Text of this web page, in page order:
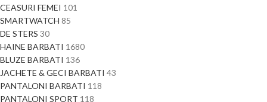
CEASURI FEMEI 101
SMARTWATCH 85
DE STERS 30
HAINE BARBATI 1680
BLUZE BARBATI 136
JACHETE & GECI BARBATI 43
PANTALONI BARBATI 118
PANTALONI SPORT 118